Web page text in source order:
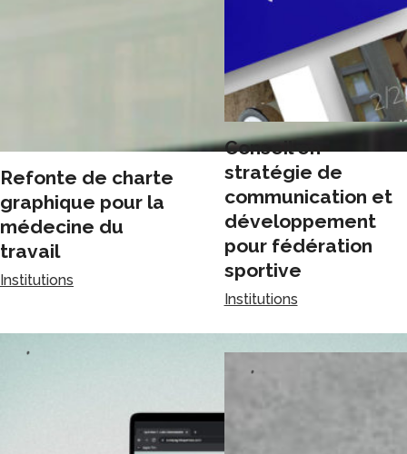
Refonte de charte
graphique pour la
médecine du
travail
Institutions
Conseil en
stratégie de
communication et
développement
pour fédération
sportive
Institutions